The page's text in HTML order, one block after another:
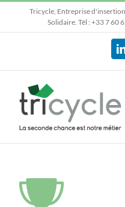
contenu
Tricycle, Entreprise
Solidaire. Tél : +33 7 60